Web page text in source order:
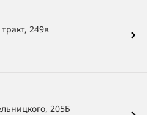
249в
205Б